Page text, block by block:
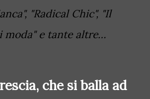
"Radical Chic", "Il
moda" e tante altre…
che si balla ad